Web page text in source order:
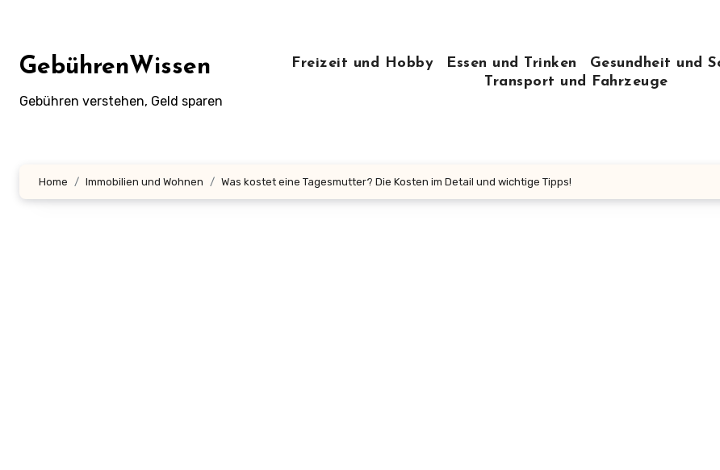
springen
GebührenWissen
Gebühren verstehen, Geld sparen
Freizeit und Hobby Essen und Trinken Gesundheit und
Transport und Fahrzeuge
Home Immobilien und Wohnen Was kostet eine Tagesmutter? Die Kosten im Detail und wichtige Tipps!